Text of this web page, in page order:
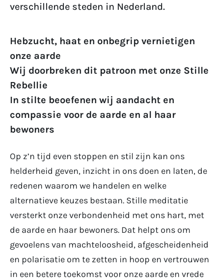
verschillende steden in Nederland.
Hebzucht, haat en onbegrip vernietigen
onze aarde
Wij doorbreken dit patroon met onze Stille
Rebellie
In stilte beoefenen wij aandacht en
compassie voor de aarde en al haar
bewoners
Op z’n tijd even stoppen en stil zijn kan ons
helderheid geven, inzicht in ons doen en laten, de
redenen waarom we handelen en welke
alternatieve keuzes bestaan. Stille meditatie
versterkt onze verbondenheid met ons hart, met
de aarde en haar bewoners. Dat helpt ons om
gevoelens van machteloosheid, afgescheidenheid
en polarisatie om te zetten in hoop en vertrouwen
in een betere toekomst voor onze aarde en vrede